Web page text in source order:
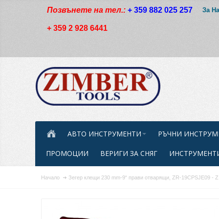
Позвънете на тел.: + 359 882 025 257
+ 359 2 928 6441
За
АВТО ИНСТРУМЕНТИ РЪЧНИ
ПРОМОЦИИ ВЕРИГИ ЗА СНЯГ
Начало Зегер клещи 230 mm-9“ прави отварящи, ZR-19CPSJE09 -